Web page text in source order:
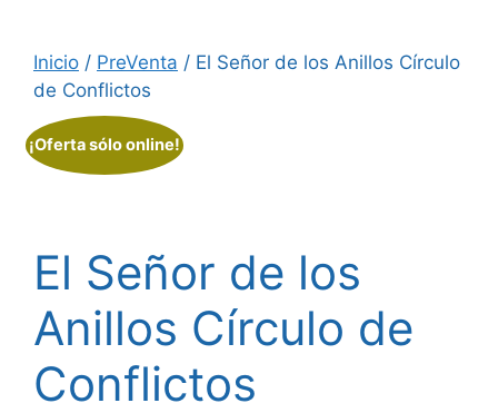
Inicio / PreVenta / El Señor de los Anillos Círculo
de Conflictos
¡Oferta sólo online!
El Señor de los
Anillos Círculo de
Conflictos